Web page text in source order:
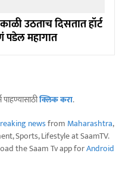
उठताच दिसतात हॉर्ट
महागात
क्लिक करा.
newsfrom Maharashtra,
Sports, Lifestyle at SaamTV.
the Saam Tv app forAndroid